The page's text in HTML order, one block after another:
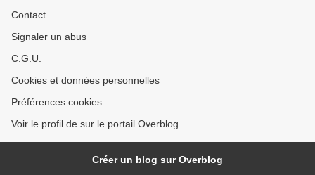
Contact
Signaler un abus
C.G.U.
Cookies et données personnelles
Préférences cookies
Voir le profil de sur le portail Overblog
Créer un blog sur Overblog